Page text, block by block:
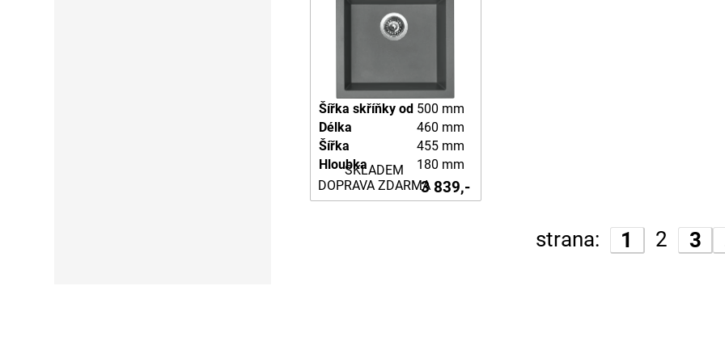
Šířka skříňky od 500 mm
Délka
460 mm
Šířka
455 mm
Hloubka
180 mm
3 839,-
SKLADEM
DOPRAVA ZDARMA
strana: 1 2 3